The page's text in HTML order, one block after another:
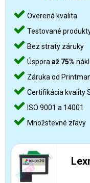
Overená kvalita
Testované
Bez straty záruky
Úspora až 75%
Záruka od
Certifikácia kvality
ISO 9001 a 14001
Množstevné zľavy